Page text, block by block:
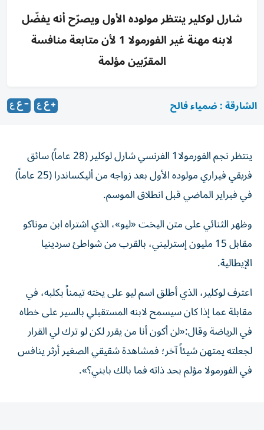
شارل لوكلير ينتظر مولوده الأول ويصرّح أنه يفضّل
لابنه مهنة غير الفورمولا 1 لأن متابعة منافسة
المقرّبين مؤلمة
الشارقة : ضمياء فالح
ينتظر نجم الفورمولا1 الفرنسي شارل لوكلير (28 عاماً) سائق
فريقي فيراري مولوده الأول بعد زواجه من أليكساندرا (25 عاماً)
في فبراير الماضي قبل انطلاق الموسم.
وظهر الثنائي على متن اليخت «ليو»، الذي اشتراه ابن موناكو
مقابل 15 مليون إسترليني، بالقرب من شواطئ سردينيا
الإيطالية.
اعترف لوكلير، الذي أطلق اسم ليو على يخته تيمناً بكلبه، في
مقابلة عما إذا كان سيسمح لابنه المستقبلي بالسير على خطاه
في الرياضة وقال:«لن أكون أنا من يقرر لكن لو ترك لي القرار
لجعلته يمتهن شيئاً آخر؛ فمشاهدة شقيقي الصغير أرثر ينافس
في الفورمولا مؤلم بحد ذاته فما بالك بابني؟».